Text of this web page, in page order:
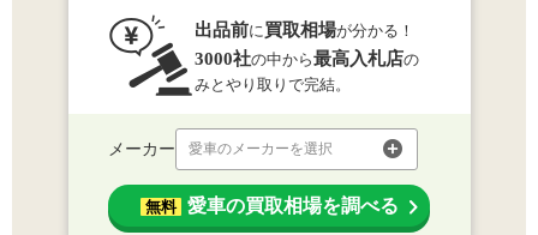
出品前に買取相場が分かる！
3000社の中から最高入札店の
みとやり取りで完結。
メーカー 愛車のメーカーを選択
無料 愛車の買取相場を調べる